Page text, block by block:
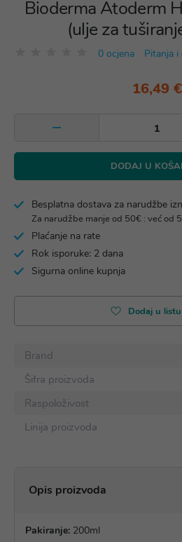
Bioderma Atoderm
(ulje za
0 ocjena Pitanja
16,49 €
DODAJ U
Besplatna dostava za narudžbe
Za narudžbe manje od 50€ : već od
Plaćanje na rate
Rok isporuke: 2 dana
Sigurna online kupnja
Dodaj u
Brand
Šifra proizvoda
Raspoloživost
Linija proizvoda
Opis proizvoda
Pakiranje: 200ml